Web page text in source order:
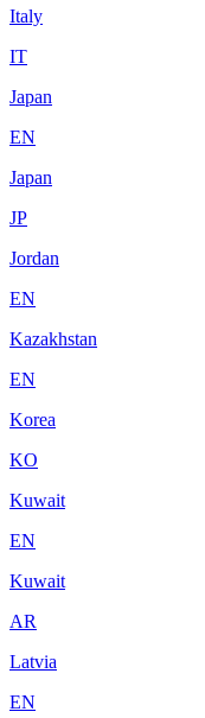
Italy
IT
Japan
EN
Japan
JP
Jordan
EN
Kazakhstan
EN
Korea
KO
Kuwait
EN
Kuwait
AR
Latvia
EN